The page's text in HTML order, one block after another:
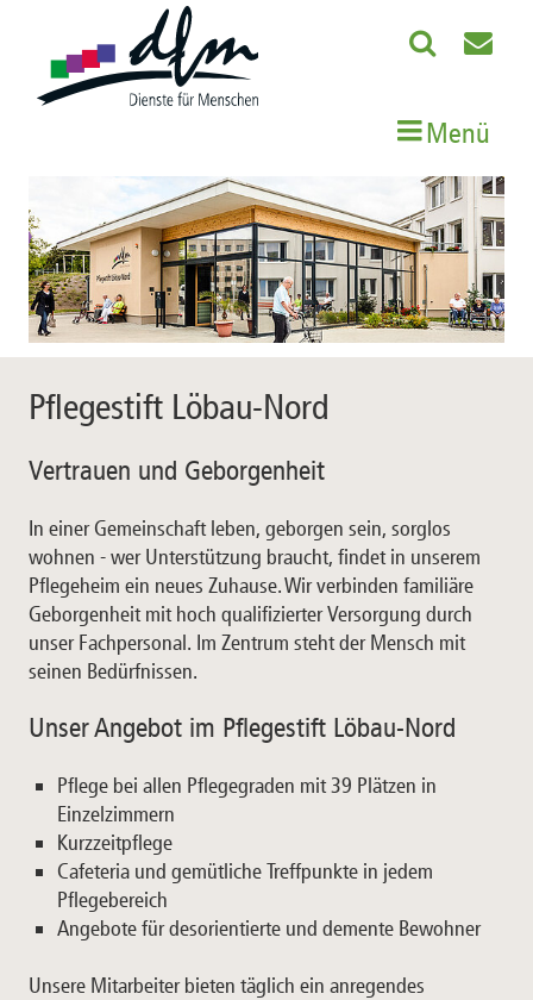
Menü
Pflegestift Löbau-Nord
Vertrauen und Geborgenheit
In einer Gemeinschaft leben, geborgen sein, sorglos
wohnen - wer Unterstützung braucht, findet in unserem
Pflegeheim ein neues Zuhause. Wir verbinden familiäre
Geborgenheit mit hoch qualifizierter Versorgung durch
unser Fachpersonal. Im Zentrum steht der Mensch mit
seinen Bedürfnissen.
Unser Angebot im Pflegestift Löbau-Nord
Pflege bei allen Pflegegraden mit 39 Plätzen in
Einzelzimmern
Kurzzeitpflege
Cafeteria und gemütliche Treffpunkte in jedem
Pflegebereich
Angebote für desorientierte und demente Bewohner
Unsere Mitarbeiter bieten täglich ein anregendes